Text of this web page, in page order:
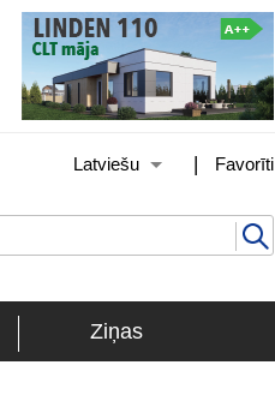
Favorīti
|
Latviešu
Ziņas